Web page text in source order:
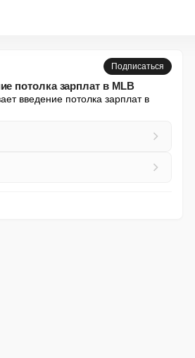
Подписаться
потолка зарплат в MLB
введение потолка зарплат в